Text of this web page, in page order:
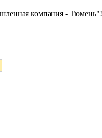
компания - Тюмень"!